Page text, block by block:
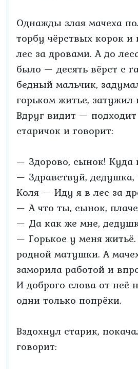
Однажды злая мачеха
торбу чёрствых корок и
лес за дровами. А до
было — десять вёрст с
бедный мальчик,
горьком житье, затужил
Вдруг видит —
старичок и говорит:
— Здорово, сынок! Куда
— Здравствуй, дедушка,
Коля — Иду я в лес за
— А что ты, сынок,
— Да как же мне,
— Горькое у меня
родной матушки. А
заморила работой и
И доброго слова от
одни только попрёки.
Вздохнул старик,
говорит: